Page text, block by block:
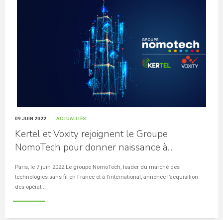
09 JUIN 2022 ACTUALITÉS
Kertel et Voxity rejoignent le Groupe
NomoTech pour donner naissance à...
Paris, le 7 juin 2022 Le groupe NomoTech, leader du marché des
technologies sans fil en France et à l’international, annonce l’acquisition
des opérat...